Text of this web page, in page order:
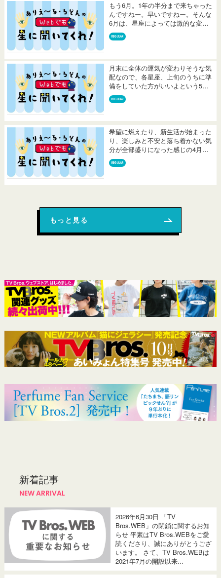
もう6月。1年の半分まで来ちゃった
んですねー。早いですねー。そんな
6月は、星座によっては激的な変化
を...
REGULAR
月末に全体の運気が変わりそうな気
配なので、各星座、上旬のうちに準
備をしていた方がいいよという5月
です...
REGULAR
希望に燃えたり、新生活が始まった
り、楽しみと不安と落ち着かない気
分が全部盛りになった感じの4月。
みな...
REGULAR
もっと見る
新着記事
NEW ARRIVAL
2026年6月30日 「TV
Bros.WEB」の閉鎖に関するお知
らせ 平素はTV Bros.WEBをご愛
読くださり、誠にありがとうござ
います。 さて、TV Bros.WEBは
2021年7月の開設以来...